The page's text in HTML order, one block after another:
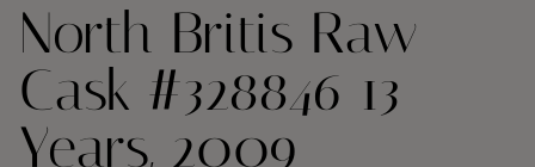
Likör
Rom
Shots
North Britis Raw
Cask #328846 13
Years, 2009